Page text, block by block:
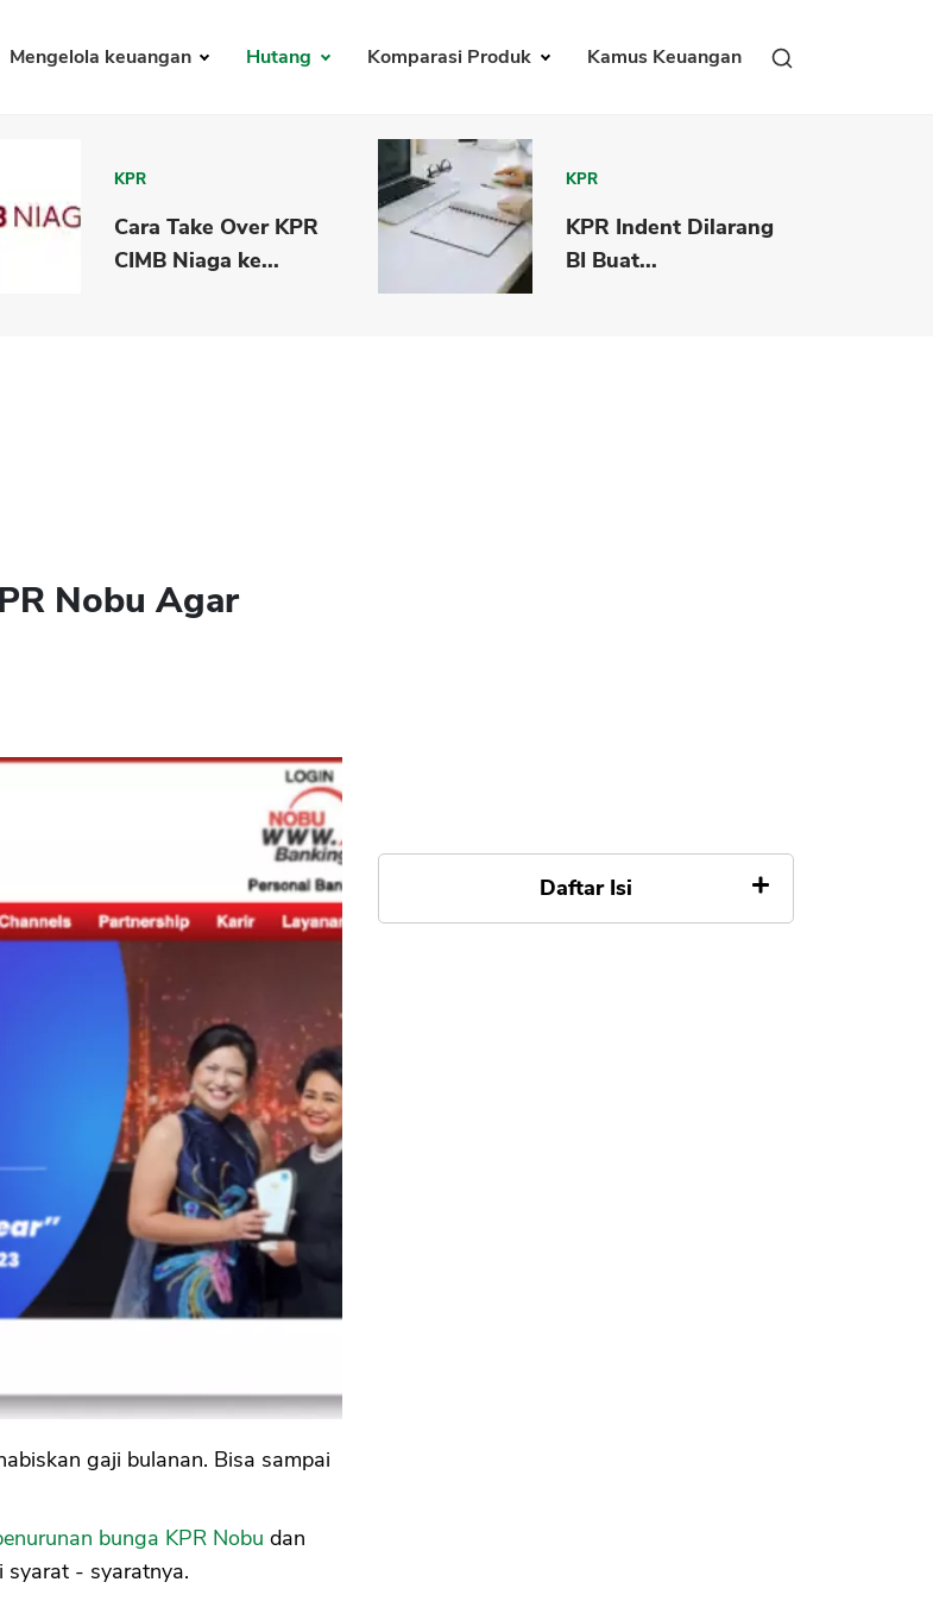
Mengelola keuangan Hutang Komparasi Produk Kamus Keuangan
KPR
Cara Take Over KPR
CIMB Niaga ke...
KPR
KPR Indent Dilarang
BI Buat...
Nobu Agar
gaji bulanan. Bisa sampai
bunga KPR Nobu dan
syarat - syaratnya.
Daftar Isi